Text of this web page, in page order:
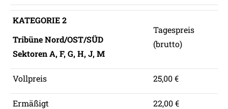
KATEGORIE 2
Tribüne Nord/OST/SÜD
Sektoren A, F, G, H, J, M
Tagespreis
(brutto)
Vollpreis 25,00 €
Ermäßigt 22,00 €